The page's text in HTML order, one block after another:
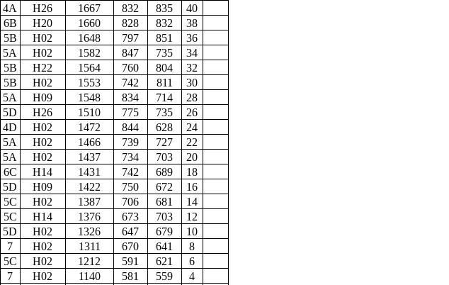
4A H26 1667 832 835
40
6B H20 1660 828 832
38
5B H02 1648 797 851
36
5A H02 1582 847 735
34
5B H22 1564 760 804
32
5B H02 1553 742 811
30
5A H09 1548 834 714
28
5D H26 1510 775 735
26
4D H02 1472 844 628
24
5A H02 1466 739 727
22
5A H02 1437 734 703
20
6C H14 1431 742 689
18
5D H09 1422 750 672
16
5C H02 1387 706 681
14
5C H14 1376 673 703
12
5D H02 1326 647 679
10
7 H02 1311 670 641
8
5C H02 1212 591 621
6
7 H02 1140 581 559 4